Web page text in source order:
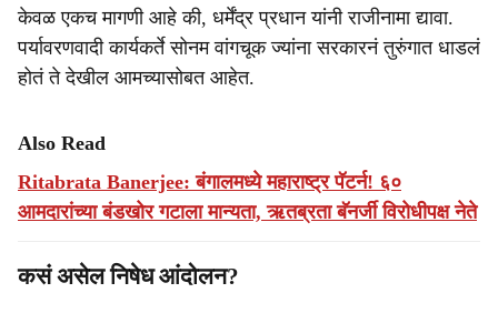
केवळ एकच मागणी आहे की, धर्मेंद्र प्रधान यांनी राजीनामा द्यावा.
पर्यावरणवादी कार्यकर्ते सोनम वांगचूक ज्यांना सरकारनं तुरुंगात धाडलं
होतं ते देखील आमच्यासोबत आहेत.
Also Read
Ritabrata Banerjee: बंगालमध्ये महाराष्ट्र पॅटर्न! ६०
आमदारांच्या बंडखोर गटाला मान्यता, ऋतब्रता बॅनर्जी विरोधीपक्ष नेते
कसं असेल निषेध आंदोलन?